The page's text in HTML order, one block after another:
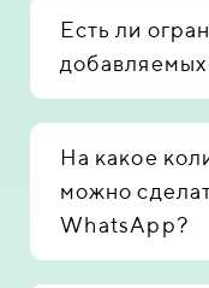
Есть ли
добавляемых
На какое
можно
WhatsApp?